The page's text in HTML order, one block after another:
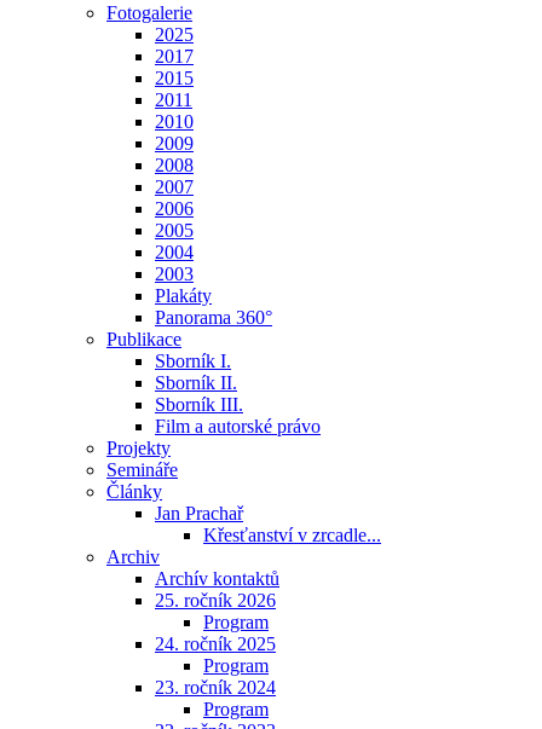
Fotogalerie
2025
2017
2015
2011
2010
2009
2008
2007
2006
2005
2004
2003
Plakáty
Panorama 360°
Publikace
Sborník I.
Sborník II.
Sborník III.
Film a autorské právo
Projekty
Semináře
Články
Jan Prachař
Křesťanství v zrcadle...
Archiv
Archív kontaktů
25. ročník 2026
Program
24. ročník 2025
Program
23. ročník 2024
Program